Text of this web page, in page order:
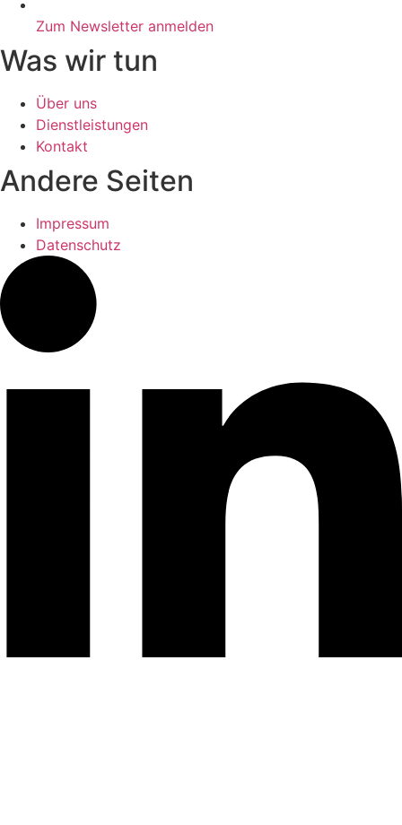
Zum Newsletter anmelden
Was wir tun
Über uns
Dienstleistungen
Kontakt
Andere Seiten
Impressum
Datenschutz